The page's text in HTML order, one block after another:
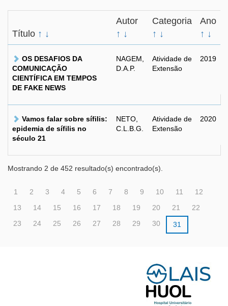
Título ↑ ↓
Autor
↑ ↓
Categoria
↑ ↓
Ano
↑ ↓
OS DESAFIOS DA
COMUNICAÇÃO
CIENTÍFICA EM TEMPOS
DE FAKE NEWS
NAGEM,
D.A.P.
Atividade de
Extensão
2019
Vamos falar sobre sífilis:
epidemia de sífilis no
século 21
NETO,
C.L.B.G.
Atividade de
Extensão
2020
Mostrando 2 de 452 resultado(s) encontrado(s).
1 2 3 4 5 6 7 8 9 10 11
12
13
14 15 16 17 18 19 20 21
22
23
24 25 26 27 28 29 30 31